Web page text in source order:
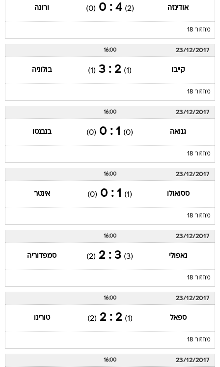
אודינזה (2)
4 : 0
(0) ורונה
מחזור 18
23/12/2017
16:00
קייבו (1)
2 : 3
(1) בולוניה
מחזור 18
23/12/2017
16:00
גנואה (0)
1 : 0
(0) בנבנטו
מחזור 18
23/12/2017
16:00
ססואולו (1)
1 : 0
(0) אינטר
מחזור 18
23/12/2017
16:00
נאפולי (3)
3 : 2
(2) סמפדוריה
מחזור 18
23/12/2017
16:00
ספאל (1)
2 : 2
(2) טורינו
מחזור 18
23/12/2017
16:00